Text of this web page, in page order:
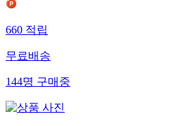
660적립
무료배송
144명구매중